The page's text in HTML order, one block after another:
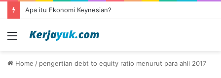
Apa itu Ekonomi Keynesian?
Menu
Home / pengertian debt to equity ratio menurut para ahli 2017